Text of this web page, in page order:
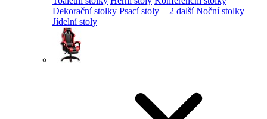
Dekorační stolky Psací stoly + 2 další Noční stolky
Jídelní stoly